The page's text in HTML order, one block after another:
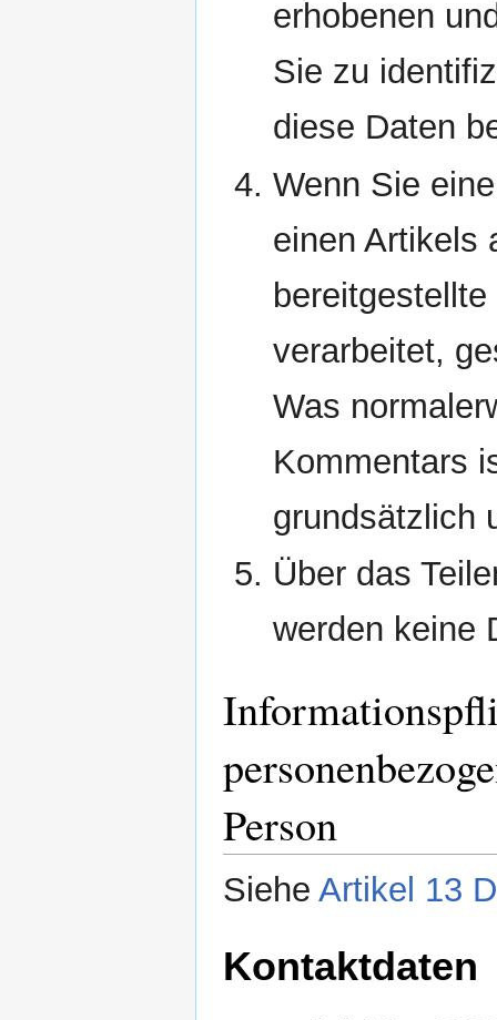
erhobenen
Sie zu
diese Daten
Wenn Sie
einen Artikels
verarbeitet,
Was
Kommentars
grundsätzlich
Über das
werden keine
Person
Siehe Artikel 13
Kontaktdaten